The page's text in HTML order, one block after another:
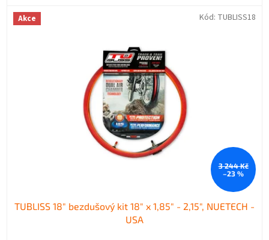
Akce
3 244 Kč
–23 %
TUBLISS 18" bezdušový kit 18" x 1,85" - 2,15", NUETECH -
USA
Kód: TUBLISS18